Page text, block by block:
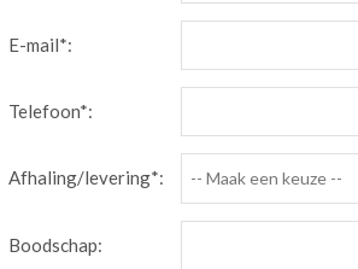
E-mail*:
Telefoon*:
Afhaling/levering*: -- Maak een keuze --
Boodschap: